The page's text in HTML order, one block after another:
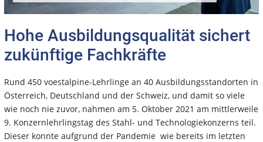
Hohe Ausbildungsqualität sichert
zukünftige Fachkräfte
Rund 450 voestalpine-Lehrlinge an 40 Ausbildungsstandorten in
Österreich, Deutschland und der Schweiz, und damit so viele
wie noch nie zuvor, nahmen am 5. Oktober 2021 am mittlerweile
9. Konzernlehrlingstag des Stahl- und Technologiekonzerns teil.
Dieser konnte aufgrund der Pandemie wie bereits im letzten